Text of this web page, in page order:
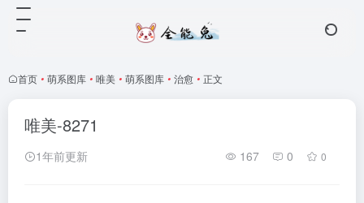
首页 • 萌系图库 • 唯美 • 萌系图库 • 治愈 • 正文
唯美-8271
1年前更新 167 0 0